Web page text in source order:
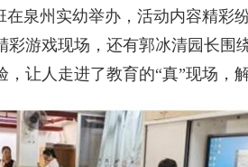
州实幼举办，活动内容精彩
游戏现场，还有郭冰清园长围
让人走进了教育的“真”现场，解